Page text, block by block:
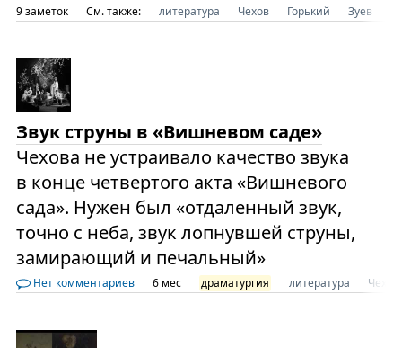
9 заметок См. также: литература Чехов Горький Зуев
Звук струны в «Вишневом саде»
Чехова не устраивало качество звука
в конце четвертого акта «Вишневого
сада». Нужен был «отдаленный звук,
точно с неба, звук лопнувшей струны,
замирающий и печальный»
Нет комментариев 6 мес драматургия литература Чехов